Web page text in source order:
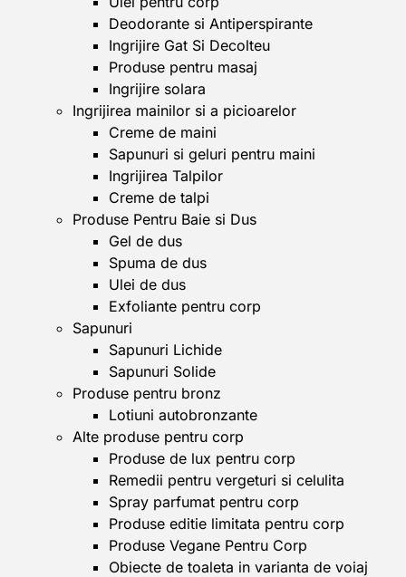
Deodorante si Antiperspirante
Ingrijire Gat Si Decolteu
Produse pentru masaj
Ingrijire solara
Ingrijirea mainilor si a picioarelor
Creme de maini
Sapunuri si geluri pentru maini
Ingrijirea Talpilor
Creme de talpi
Produse Pentru Baie si Dus
Gel de dus
Spuma de dus
Ulei de dus
Exfoliante pentru corp
Sapunuri
Sapunuri Lichide
Sapunuri Solide
Produse pentru bronz
Lotiuni autobronzante
Alte produse pentru corp
Produse de lux pentru corp
Remedii pentru vergeturi si celulita
Spray parfumat pentru corp
Produse editie limitata pentru corp
Produse Vegane Pentru Corp
Obiecte de toaleta in varianta de voiaj